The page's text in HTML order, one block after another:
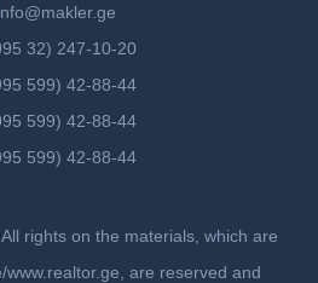
32) 247-10-20
599) 42-88-44
599) 42-88-44
599) 42-88-44
rights on the materials, which are
www.realtor.ge, are reserved and